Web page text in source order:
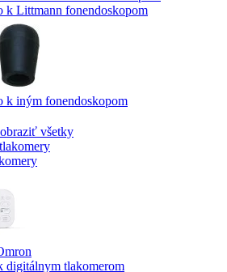
k Littmann fonendoskopom
k iným fonendoskopom
všetky